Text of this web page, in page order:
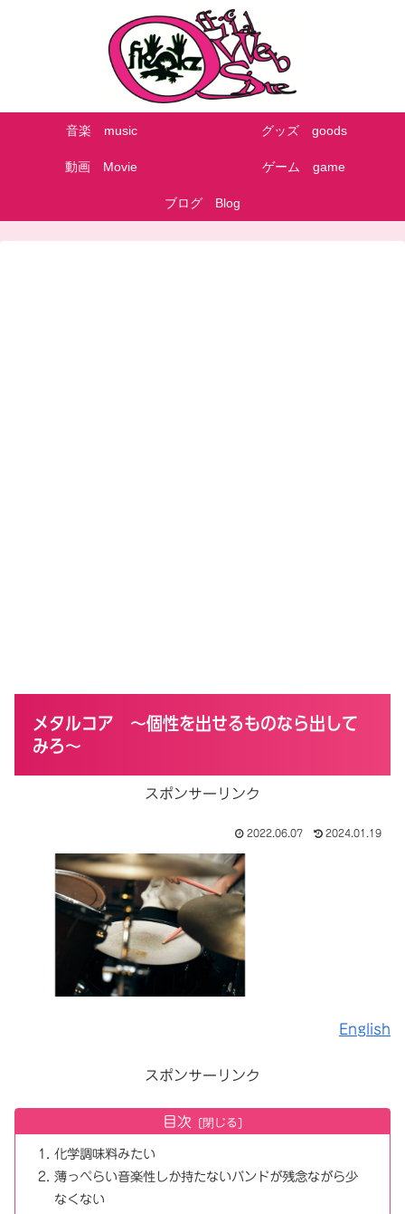
音楽 music グッズ goods
動画 Movie ゲーム game
ブログ Blog
メタルコア ～個性を出せるものなら出して
みろ～
スポンサーリンク
2022.06.07 2024.01.19
English
スポンサーリンク
目次
化学調味料みたい
薄っぺらい音楽性しか持たないバンドが残念ながら少
なくない